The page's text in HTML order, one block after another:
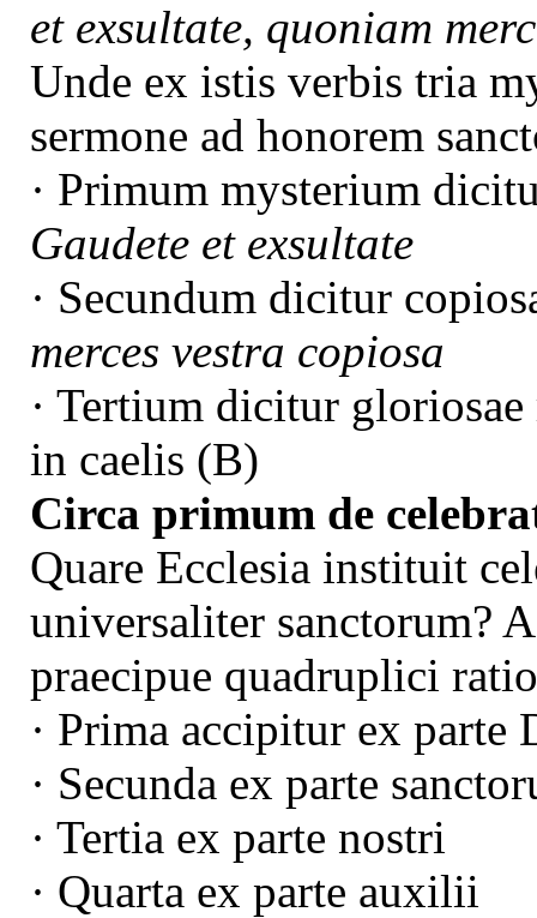
et exsultate, quoniam
Unde ex istis verbis tria
sermone ad honorem
· Primum mysterium
Gaudete et exsultate
· Secundum dicitur
merces vestra copiosa
· Tertium dicitur
in caelis (B)
Circa primum de
Quare Ecclesia instituit
universaliter sanctorum?
praecipue quadruplici
· Prima accipitur ex parte
· Secunda ex parte
· Tertia ex parte nostri
· Quarta ex parte auxilii